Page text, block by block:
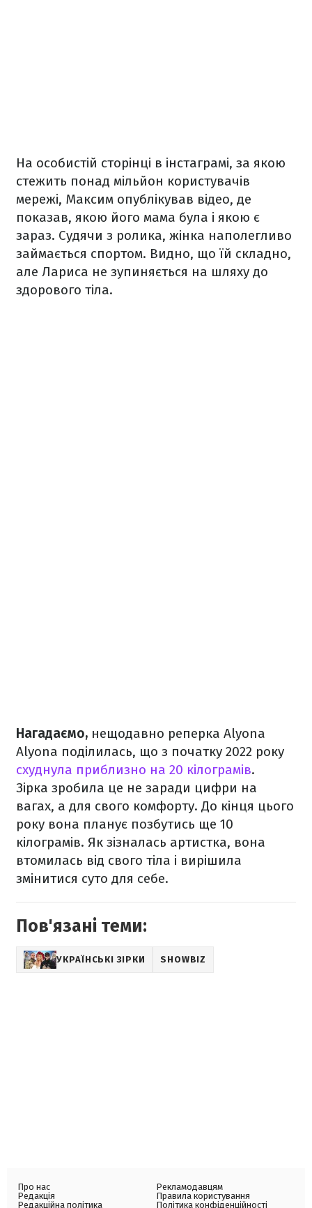
На особистій сторінці в інстаграмі, за якою
стежить понад мільйон користувачів
мережі, Максим опублікував відео, де
показав, якою його мама була і якою є
зараз. Судячи з ролика, жінка наполегливо
займається спортом. Видно, що їй складно,
але Лариса не зупиняється на шляху до
здорового тіла.
Нагадаємо, нещодавно реперка Alyona
Alyona поділилась, що з початку 2022 року
схуднула приблизно на 20 кілограмів.
Зірка зробила це не заради цифри на
вагах, а для свого комфорту. До кінця цього
року вона планує позбутись ще 10
кілограмів. Як зізналась артистка, вона
втомилась від свого тіла і вирішила
змінитися суто для себе.
Пов'язані теми:
УКРАЇНСЬКІ ЗІРКИ SHOWBIZ
Про нас
Редакція
Редакційна політика
Рекламодавцям
Правила користування
Політика конфіденційності